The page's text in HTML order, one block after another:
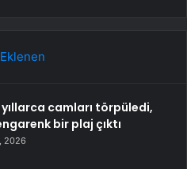
camları törpüledi,
bir plaj çıktı
2026